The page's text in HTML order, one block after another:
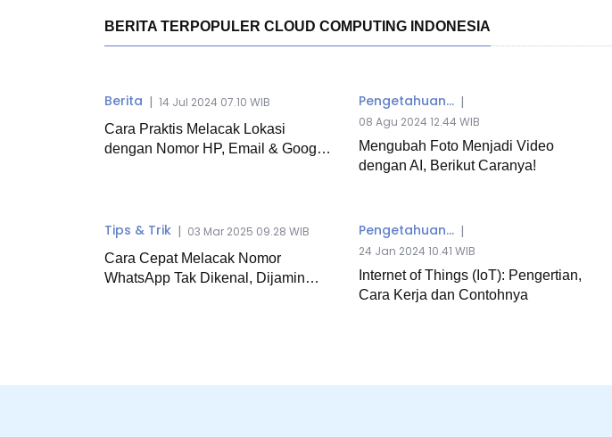
BERITA TERPOPULER CLOUD COMPUTING INDONESIA
Berita | 14 Jul 2024 07.10 WIB
Cara Praktis Melacak Lokasi
dengan Nomor HP, Email & Google
Pengetahuan... |
08 Agu 2024 12.44 WIB
Mengubah Foto Menjadi Video
dengan AI, Berikut Caranya!
Tips & Trik | 03 Mar 2025 09.28 WIB
Cara Cepat Melacak Nomor
WhatsApp Tak Dikenal, Dijamin
Pengetahuan... |
24 Jan 2024 10.41 WIB
Internet of Things (IoT): Pengertian,
Cara Kerja dan Contohnya